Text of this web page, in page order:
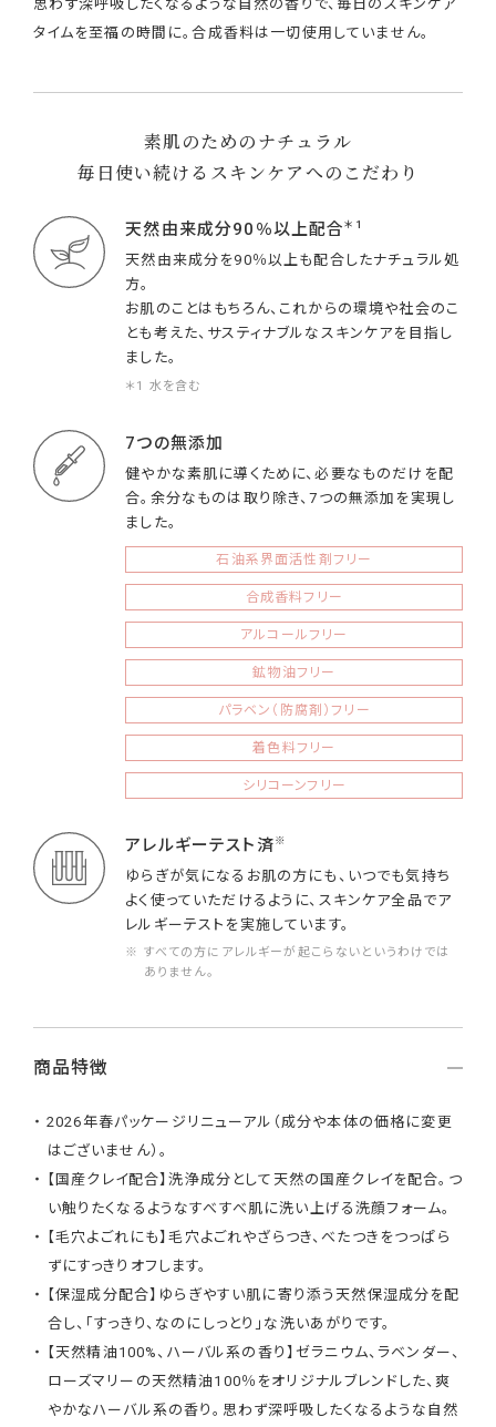
思わず深呼吸したくなるような自然の香りで、毎日のスキンケア
タイムを至福の時間に。合成香料は一切使用していません。
素肌のためのナチュラル
毎日使い続けるスキンケアへのこだわり
天然由来成分90％以上配合＊1
天然由来成分を90％以上も配合したナチュラル処
方。
お肌のことはもちろん、これからの環境や社会のこ
とも考えた、サスティナブルなスキンケアを目指し
ました。
＊1 水を含む
7つの無添加
健やかな素肌に導くために、必要なものだけを配
合。余分なものは取り除き、7つの無添加を実現し
ました。
石油系界面活性剤フリー
合成香料フリー
アルコールフリー
鉱物油フリー
パラベン（防腐剤）フリー
着色料フリー
シリコーンフリー
アレルギーテスト済※
ゆらぎが気になるお肌の方にも、いつでも気持ち
よく使っていただけるように、スキンケア全品でア
レルギーテストを実施しています。
※ すべての方にアレルギーが起こらないというわけでは
ありません。
商品特徴
2026年春パッケージリニューアル（成分や本体の価格に変更
はございません）。
【国産クレイ配合】洗浄成分として天然の国産クレイを配合。つ
い触りたくなるようなすべすべ肌に洗い上げる洗顔フォーム。
【毛穴よごれにも】毛穴よごれやざらつき、べたつきをつっぱら
ずにすっきりオフします。
【保湿成分配合】ゆらぎやすい肌に寄り添う天然保湿成分を配
合し、「すっきり、なのにしっとり」な洗いあがりです。
【天然精油100%、ハーバル系の香り】ゼラニウム、ラベンダー、
ローズマリーの天然精油100％をオリジナルブレンドした、爽
やかなハーバル系の香り。思わず深呼吸したくなるような自然